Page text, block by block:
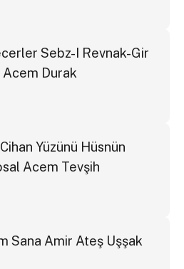
Sebz-I Revnak-Gir
Durak
Yüzünü Hüsnün
Acem Tevşih
Sana Amir Ateş Uşşak